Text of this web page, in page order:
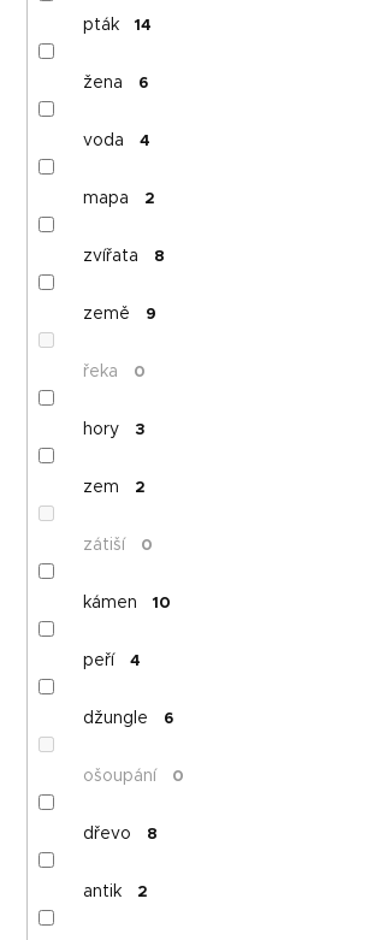
pták 14
žena 6
voda 4
mapa 2
zvířata 8
země 9
řeka 0
hory 3
zem 2
zátiší 0
kámen 10
peří 4
džungle 6
ošoupání 0
dřevo 8
antik 2